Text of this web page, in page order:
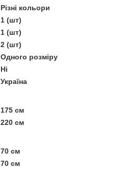
Різні кольори
1 (шт)
1 (шт)
2 (шт)
Одного розміру
Ні
Україна
175 см
220 см
70 см
70 см